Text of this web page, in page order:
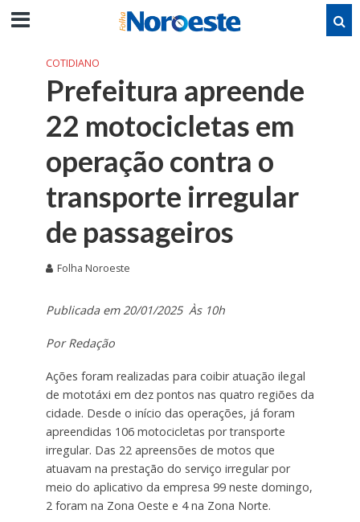
COTIDIANO
Prefeitura apreende
22 motocicletas em
operação contra o
transporte irregular
de passageiros
Folha Noroeste
Publicada em 20/01/2025 Às 10h
Por Redação
Ações foram realizadas para coibir atuação ilegal
de mototáxi em dez pontos nas quatro regiões da
cidade. Desde o início das operações, já foram
apreendidas 106 motocicletas por transporte
irregular. Das 22 apreensões de motos que
atuavam na prestação do serviço irregular por
meio do aplicativo da empresa 99 neste domingo,
2 foram na Zona Oeste e 4 na Zona Norte.